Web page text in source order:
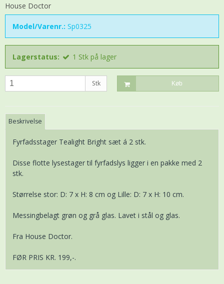
House Doctor
Model/Varenr.: Sp0325
Lagerstatus: 1 Stk på lager
Stk Køb
Beskrivelse
Fyrfadsstager Tealight Bright sæt á 2 stk.
Disse flotte lysestager til fyrfadslys ligger i en pakke med 2
stk.
Størrelse stor: D: 7 x H: 8 cm og Lille: D: 7 x H: 10 cm.
Messingbelagt grøn og grå glas. Lavet i stål og glas.
Fra House Doctor.
FØR PRIS KR. 199,-.